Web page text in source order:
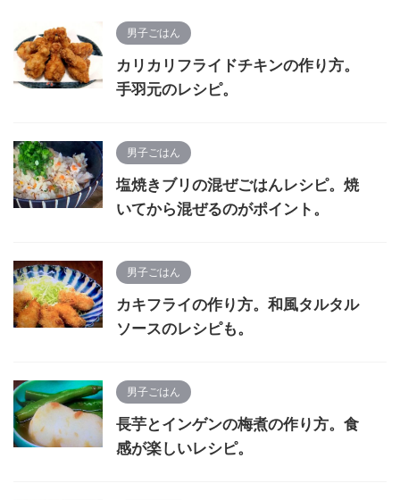
男子ごはん
カリカリフライドチキンの作り方。
手羽元のレシピ。
男子ごはん
塩焼きブリの混ぜごはんレシピ。焼
いてから混ぜるのがポイント。
男子ごはん
カキフライの作り方。和風タルタル
ソースのレシピも。
男子ごはん
長芋とインゲンの梅煮の作り方。食
感が楽しいレシピ。